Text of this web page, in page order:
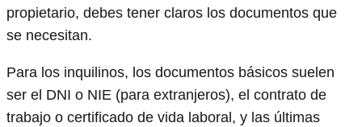
propietario, debes tener claros los documentos que
se necesitan.
Para los inquilinos, los documentos básicos suelen
ser el DNI o NIE (para extranjeros), el contrato de
trabajo o certificado de vida laboral, y las últimas